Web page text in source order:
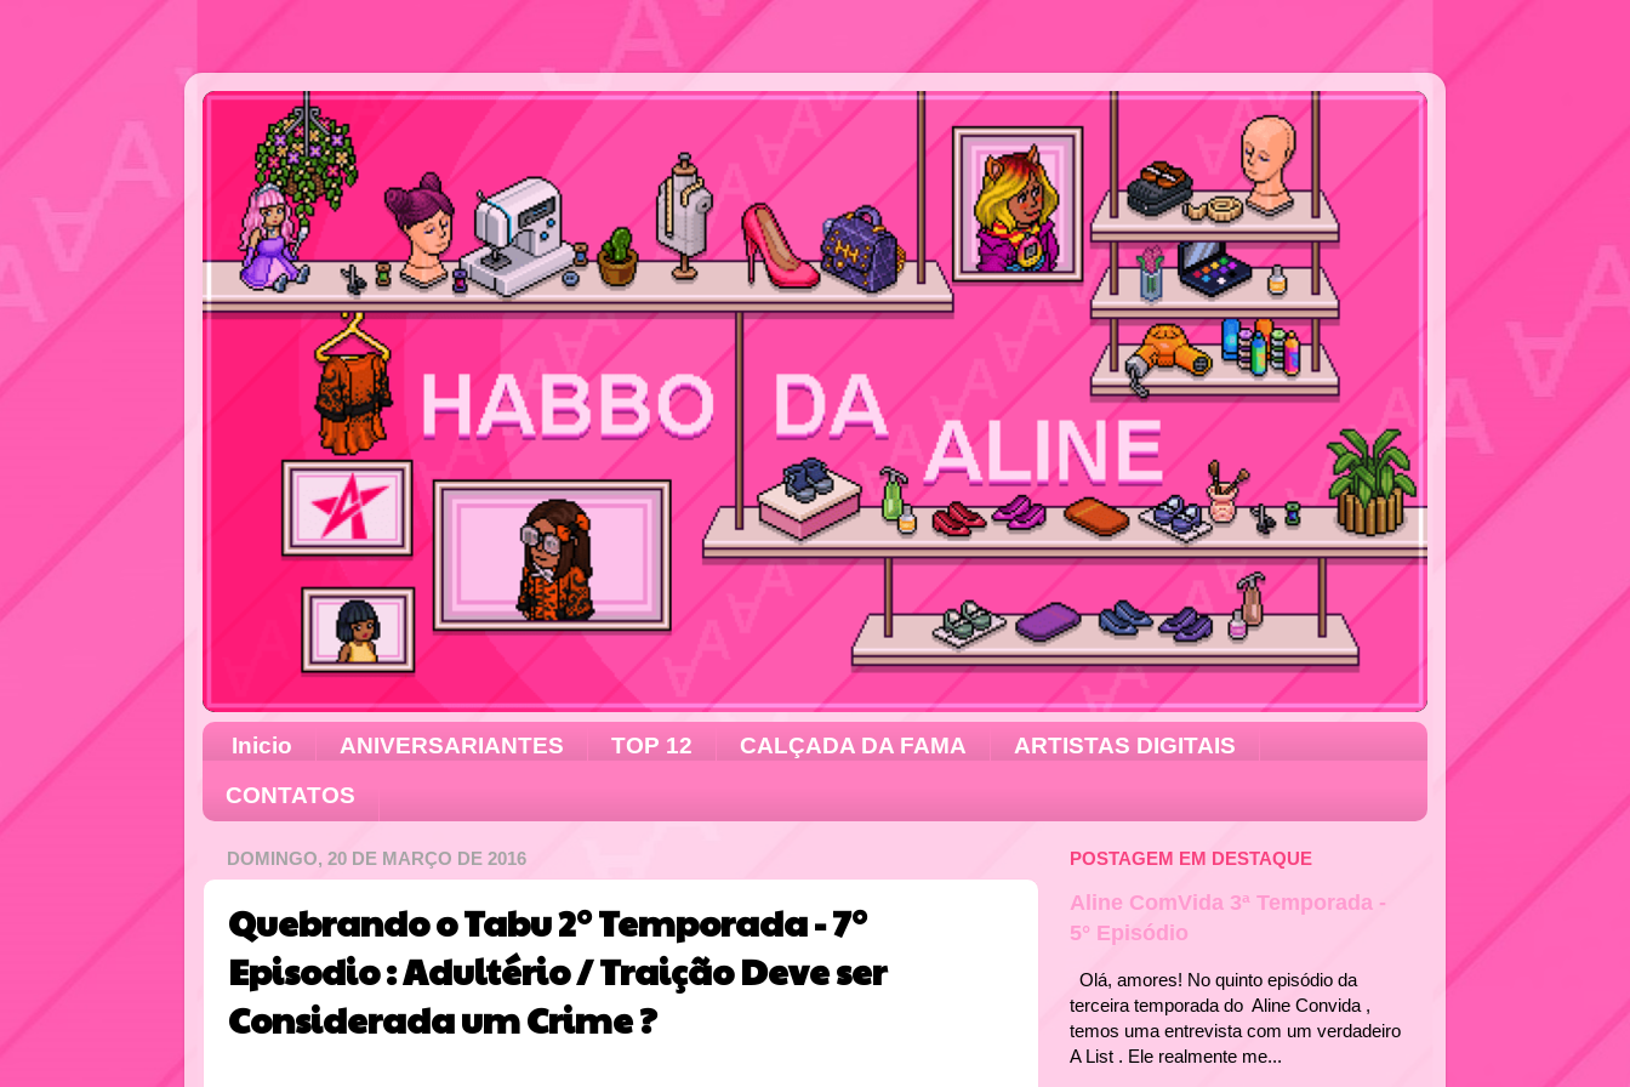
Inicio ANIVERSARIANTES TOP 12 CALÇADA DA FAMA
ARTISTAS DIGITAIS
CONTATOS
DOMINGO, 20 DE MARÇO DE 2016
Quebrando o Tabu 2° Temporada - 7°
Episodio : Adultério / Traição Deve ser
Considerada um Crime ?
POSTAGEM EM DESTAQUE
Aline ComVida 3ª Temporada -
5° Episódio
Olá, amores! No quinto episódio da
terceira temporada do Aline Convida ,
temos uma entrevista com um verdadeiro
A List . Ele realmente me...